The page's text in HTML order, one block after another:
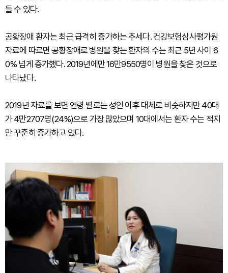
들 수 있다.
공황장애 환자는 최근 급격히 증가하는 추세다. 건강보험심사평가원
자료에 따르면 공황장애로 병원을 찾는 환자의 수는 최근 5년 사이 6
0% 넘게 증가했다. 2019년에만 16만9550명이 병원을 찾은 것으로
나타났다.
2019년 자료를 보면 연령 별로는 성인 이후 대체로 비슷하지만 40대
가 4만2707명(24%)으로 가장 많았으며 10대에서는 환자 수는 적지
만 꾸준히 증가하고 있다.